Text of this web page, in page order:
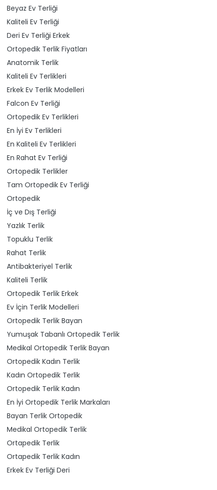
Beyaz Ev Terliği
Kaliteli Ev Terliği
Deri Ev Terliği Erkek
Ortopedik Terlik Fiyatları
Anatomik Terlik
Kaliteli Ev Terlikleri
Erkek Ev Terlik Modelleri
Falcon Ev Terliği
Ortopedik Ev Terlikleri
En İyi Ev Terlikleri
En Kaliteli Ev Terlikleri
En Rahat Ev Terliği
Ortopedik Terlikler
Tam Ortopedik Ev Terliği
Ortopedik
İç ve Dış Terliği
Yazlık Terlik
Topuklu Terlik
Rahat Terlik
Antibakteriyel Terlik
Kaliteli Terlik
Ortopedik Terlik Erkek
Ev İçin Terlik Modelleri
Ortopedik Terlik Bayan
Yumuşak Tabanlı Ortopedik Terlik
Medikal Ortopedik Terlik Bayan
Ortopedik Kadın Terlik
Kadın Ortopedik Terlik
Ortopedik Terlik Kadın
En İyi Ortopedik Terlik Markaları
Bayan Terlik Ortopedik
Medikal Ortopedik Terlik
Ortapedik Terlik
Ortapedik Terlik Kadın
Erkek Ev Terliği Deri